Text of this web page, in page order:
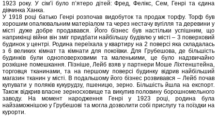
1923 року. У сім’ї було п’ятеро дітей: Фред, Фелікс, Сем, Генрі та єдина
дівчинка Ханка.
У 1918 році батько Генрі розпочав видобуток та продаж торфу. Торф був
хорошим опалювальним матеріалом та через нестачу вугілля та деревини у
місті дуже добре продавався. Його бізнес був настільки успішним, що
наприкінці війни він зміг придбати найбільшу будівлю у місті – 3 поверховий
будинок у центрі. Родина переїхала у квартиру на 2 поверсі яка складалась
з 6 великих кімнат та кімнати для покоївки. Для Грубешова, де більшість
будинків були одноповерховими та маленькими, це було надзвичайно
розкішне помешкання. Пізніше, Лейб взяв у партнери Моше Ліхтенштейна,
торговця тканинами, та на першому поверсі будинку відрив найбільший
магазин тканин у місті. В подальшому його бізнес розвивався – Лейб почав
купувати у поляків кукурудзу, пшеницю, зерно. Більшість йшла на експорт.
Також відкрив власне зерносховище та викупив половину борошномельного
заводу. На момент народження Генрі у 1923 році, родина була
найзаможнішою у Грубешові та могла дозволити собі прислугу та поїздки на
курорти.